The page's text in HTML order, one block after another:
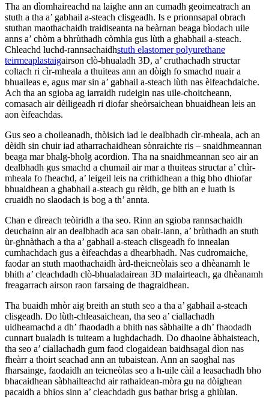
Tha an dìomhaireachd na laighe ann an cumadh geoimeatrach an
stuth a tha a’ gabhail a-steach clisgeadh. Is e prionnsapal obrach
stuthan maothachaidh traidiseanta na beàrnan beaga bìodach uile
anns a’ chòm a bhrùthadh còmhla gus lùth a ghabhail a-steach.
Chleachd luchd-rannsachaidhstuth elastomer polyurethane
teirmeaplastaigairson clò-bhualadh 3D, a’ cruthachadh structar
coltach ri cìr-mheala a thuiteas ann an dòigh fo smachd nuair a
bhuaileas e, agus mar sin a’ gabhail a-steach lùth nas èifeachdaiche.
Ach tha an sgioba ag iarraidh rudeigin nas uile-choitcheann,
comasach air dèiligeadh ri diofar sheòrsaichean bhuaidhean leis an
aon èifeachdas.
Gus seo a choileanadh, thòisich iad le dealbhadh cìr-mheala, ach an
dèidh sin chuir iad atharrachaidhean sònraichte ris – snaidhmeannan
beaga mar bhalg-bholg acordion. Tha na snaidhmeannan seo air an
dealbhadh gus smachd a chumail air mar a thuiteas structar a’ chìr-
mheala fo fheachd, a’ leigeil leis na crithidhean a thig bho dhiofar
bhuaidhean a ghabhail a-steach gu rèidh, ge bith an e luath is
cruaidh no slaodach is bog a th’ annta.
Chan e dìreach teòiridh a tha seo. Rinn an sgioba rannsachaidh
deuchainn air an dealbhadh aca san obair-lann, a’ brùthadh an stuth
ùr-ghnàthach a tha a’ gabhail a-steach clisgeadh fo innealan
cumhachdach gus a èifeachdas a dhearbhadh. Nas cudromaiche,
faodar an stuth maothachaidh àrd-theicneòlais seo a dhèanamh le
bhith a’ cleachdadh clò-bhualadairean 3D malairteach, ga dhèanamh
freagarrach airson raon farsaing de thagraidhean.
Tha buaidh mhòr aig breith an stuth seo a tha a’ gabhail a-steach
clisgeadh. Do lùth-chleasaichean, tha seo a’ ciallachadh
uidheamachd a dh’ fhaodadh a bhith nas sàbhailte a dh’ fhaodadh
cunnart bualadh is tuiteam a lughdachadh. Do dhaoine àbhaisteach,
tha seo a’ ciallachadh gum faod clogaidean baidhsagal dìon nas
fheàrr a thoirt seachad ann an tubaistean. Ann an saoghal nas
fharsainge, faodaidh an teicneòlas seo a h-uile càil a leasachadh bho
bhacaidhean sàbhailteachd air rathaidean-mòra gu na dòighean
pacaidh a bhios sinn a’ cleachdadh gus bathar brisg a ghiùlan.